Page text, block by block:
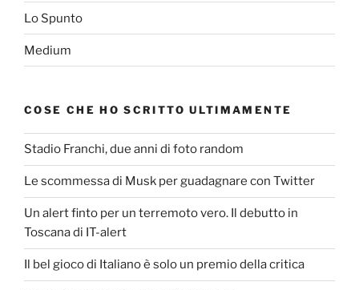
Lo Spunto
Medium
COSE CHE HO SCRITTO ULTIMAMENTE
Stadio Franchi, due anni di foto random
Le scommessa di Musk per guadagnare con Twitter
Un alert finto per un terremoto vero. Il debutto in
Toscana di IT-alert
Il bel gioco di Italiano è solo un premio della critica